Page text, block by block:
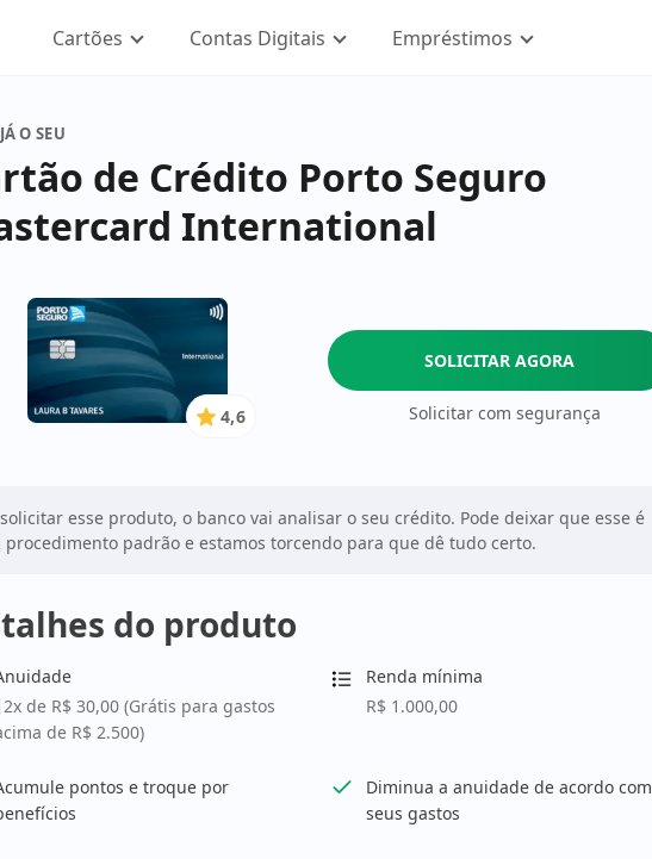
Cartões Contas Digitais Empréstimos
O SEU
de Crédito Porto Seguro
International
4.6
Estrelas
4,6
SOLICITAR AGORA
Solicitar com segurança
esse produto, o banco vai analisar o seu crédito. Pode deixar que esse é
procedimento padrão e estamos torcendo para que dê tudo certo.
do produto
de R$ 30,00 (Grátis para gastos
de R$ 2.500)
Renda mínima
R$ 1.000,00
pontos e troque por
Diminua a anuidade de acordo com
seus gastos